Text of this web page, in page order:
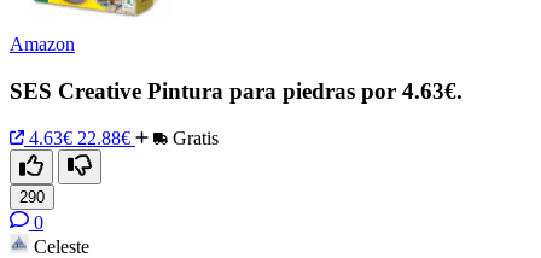
Amazon
SES Creative Pintura para piedras por 4.63€.
4.63€ 22.88€ Gratis
290
0
Celeste